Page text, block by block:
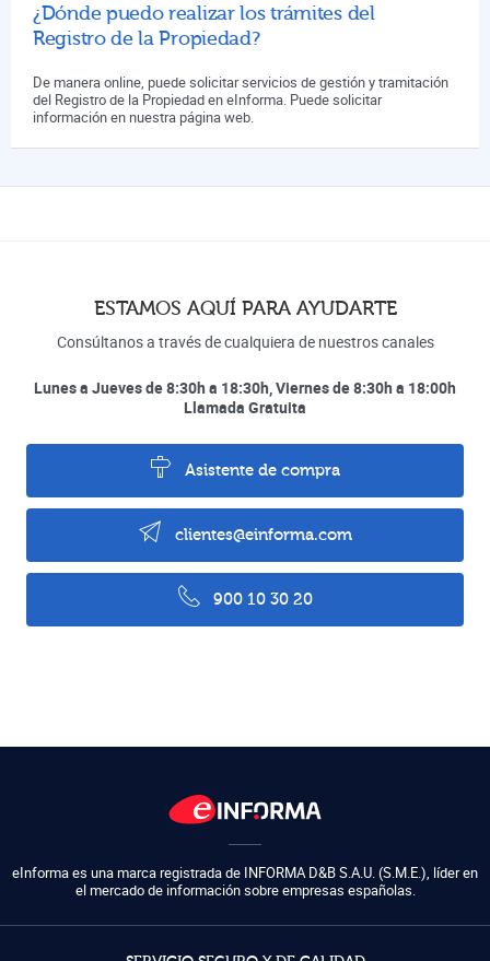
¿Dónde puedo realizar los trámites del
Registro de la Propiedad?
De manera online, puede solicitar servicios de gestión y tramitación
del Registro de la Propiedad en eInforma. Puede solicitar
información en nuestra página web.
ESTAMOS AQUÍ PARA AYUDARTE
Consúltanos a través de cualquiera de nuestros canales
Lunes a Jueves de 8:30h a 18:30h, Viernes de 8:30h a 18:00h
Llamada Gratuita
Asistente de compra
clientes@einforma.com
900 10 30 20
eInforma es una marca registrada de INFORMA D&B S.A.U. (S.M.E.), líder en
el mercado de información sobre empresas españolas.